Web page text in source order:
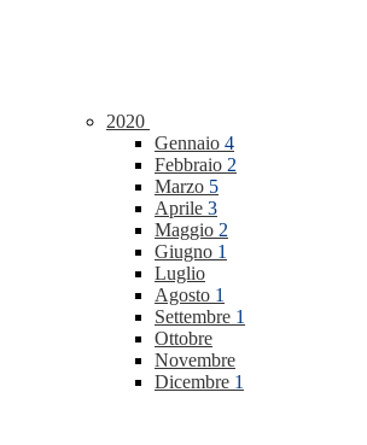
2020
Gennaio 4
Febbraio 2
Marzo 5
Aprile 3
Maggio 2
Giugno 1
Luglio
Agosto 1
Settembre 1
Ottobre
Novembre
Dicembre 1